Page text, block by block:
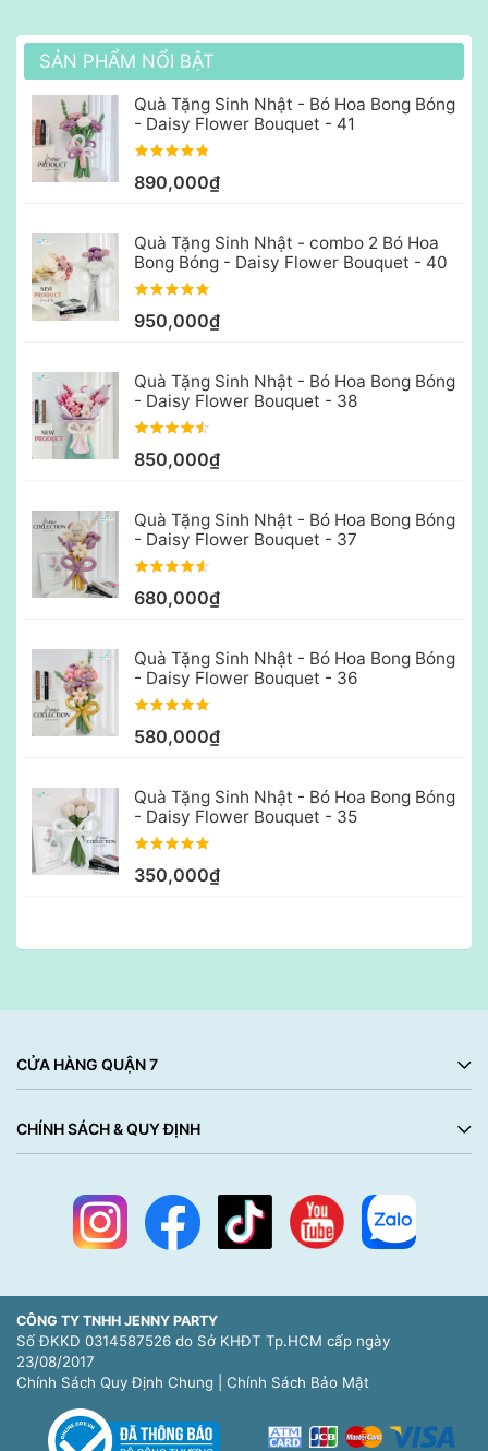
SẢN PHẨM NỔI BẬT
Quà Tặng Sinh Nhật - Bó Hoa Bong Bóng
- Daisy Flower Bouquet - 41
890,000₫
Quà Tặng Sinh Nhật - combo 2 Bó Hoa
Bong Bóng - Daisy Flower Bouquet - 40
950,000₫
Quà Tặng Sinh Nhật - Bó Hoa Bong Bóng
- Daisy Flower Bouquet - 38
850,000₫
Quà Tặng Sinh Nhật - Bó Hoa Bong Bóng
- Daisy Flower Bouquet - 37
680,000₫
Quà Tặng Sinh Nhật - Bó Hoa Bong Bóng
- Daisy Flower Bouquet - 36
580,000₫
Quà Tặng Sinh Nhật - Bó Hoa Bong Bóng
- Daisy Flower Bouquet - 35
350,000₫
CỬA HÀNG QUẬN 7
CHÍNH SÁCH & QUY ĐỊNH
CÔNG TY TNHH JENNY PARTY
Số ĐKKD 0314587526 do Sở KHĐT Tp.HCM cấp ngày
23/08/2017
Chính Sách Quy Định Chung
Chính Sách Bảo Mật